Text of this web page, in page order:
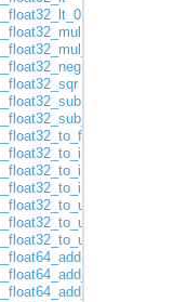
__float32_lt_0
__float32_mul
__float32_mul_asgn
__float32_neg
__float32_sqr
__float32_sub
__float32_sub_asgn
__float32_to_float64
__float32_to_int16
__float32_to_int32
__float32_to_int64
__float32_to_uint16
__float32_to_uint32
__float32_to_uint64
__float64_add
__float64_add_1
__float64_add_asgn